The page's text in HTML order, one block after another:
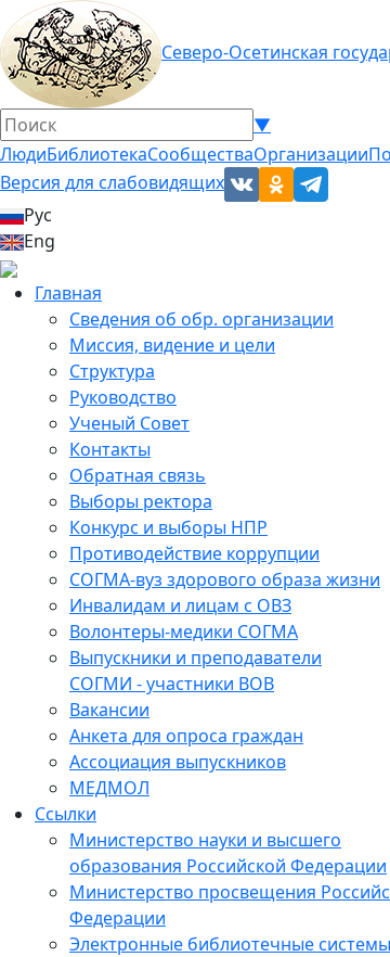
Северо-Осетинская
▼
ЛюдиБиблиотекаСообществаОрганизации
Версия для слабовидящих
Рус
Eng
Главная
Сведения об обр. организации
Миссия, видение и цели
Структура
Руководство
Ученый Совет
Контакты
Обратная связь
Выборы ректора
Конкурс и выборы НПР
Противодействие коррупции
СОГМА-вуз здорового образа жизни
Инвалидам и лицам с ОВЗ
Волонтеры-медики СОГМА
Выпускники и преподаватели
СОГМИ - участники ВОВ
Вакансии
Анкета для опроса граждан
Ассоциация выпускников
МЕДМОЛ
Ссылки
Министерство науки и высшего
образования Российской Федерации
Министерство просвещения
Федерации
Электронные библиотечные